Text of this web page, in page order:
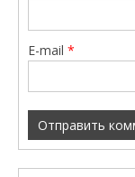
E-mail *